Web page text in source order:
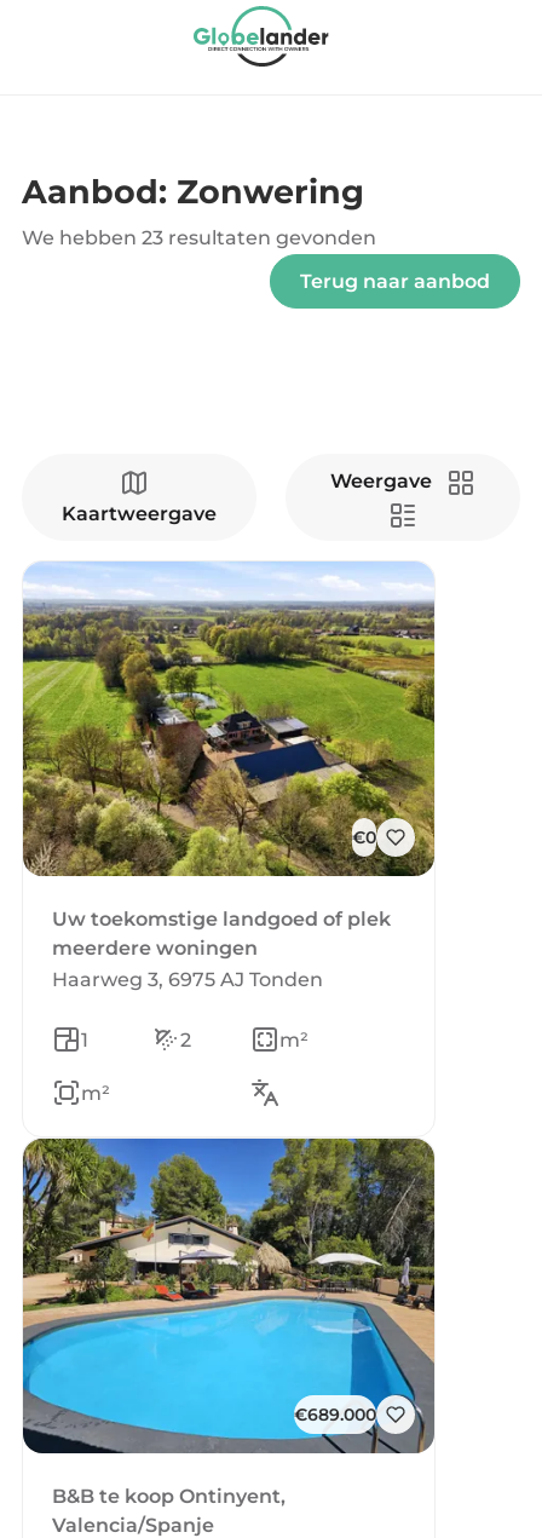
Aanbod: Zonwering
We hebben 23 resultaten gevonden
Terug naar aanbod
Kaartweergave
Weergave
€0
Uw toekomstige landgoed of plek
meerdere woningen
Haarweg 3, 6975 AJ Tonden
1 2 m²
m²
€689.000
B&B te koop Ontinyent,
Valencia/Spanje